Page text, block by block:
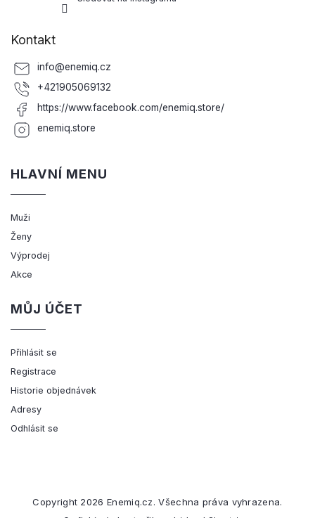
Kontakt
info@enemiq.cz
+421905069132
https://www.facebook.com/enemiq.store/
enemiq.store
HLAVNÍ MENU
Muži
Ženy
Výprodej
Akce
MŮJ ÚČET
Přihlásit se
Registrace
Historie objednávek
Adresy
Odhlásit se
Copyright 2026 Enemiq.cz. Všechna práva vyhrazena.